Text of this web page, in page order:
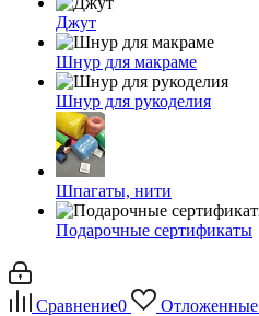
Джут
Шнур для макраме
Шнур для рукоделия
Шпагаты, нити
Подарочные сертификаты
Сравнение0 Отложенные